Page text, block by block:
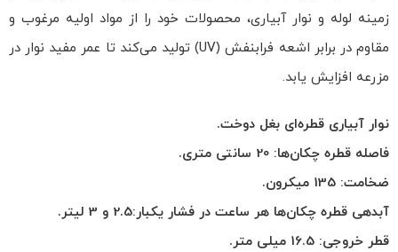
زمینه لوله و نوار آبیاری، محصولات خود را از مواد اولیه مرغوب و
مقاوم در برابر اشعه فرابنفش (UV) تولید می‌کند تا عمر مفید نوار در
مزرعه افزایش یابد.
نوار آبیاری قطره‌ای بغل دوخت.
فاصله قطره چکان‌ها: 20
سانتی متری.
ضخامت: 135
میکرون.
آبدهی قطره چکان‌ها هر ساعت در فشار یکبار:2.5 و 3 لیتر.
قطر خروجی: 16.5
میلی متر.